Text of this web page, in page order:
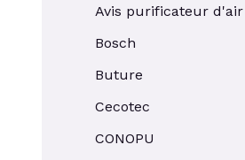
Avis purificateur d'air
Bosch
Buture
Cecotec
CONOPU